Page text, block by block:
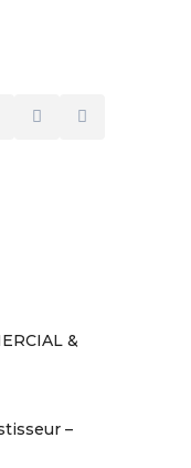
&
–